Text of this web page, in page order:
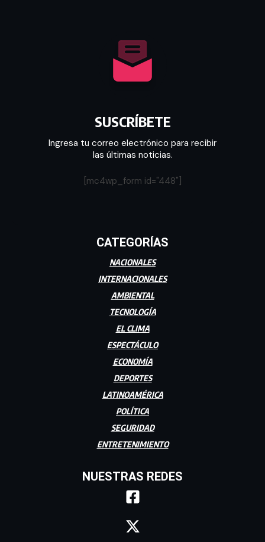
SUSCRÍBETE
Ingresa tu correo electrónico para recibir
las últimas noticias.
[mc4wp_form id="448"]
CATEGORÍAS
NACIONALES
INTERNACIONALES
AMBIENTAL
TECNOLOGÍA
EL CLIMA
ESPECTÁCULO
ECONOMÍA
DEPORTES
LATINOAMÉRICA
POLÍTICA
SEGURIDAD
ENTRETENIMIENTO
NUESTRAS REDES